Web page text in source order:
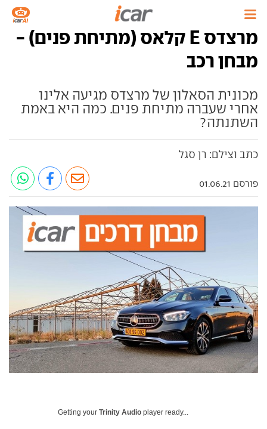
מרצדס E קלאס (מתיחת פנים) -
מבחן רכב
מכונית הסאלון של מרצדס מגיעה אלינו
אחרי שעברה מתיחת פנים. כמה היא באמת
השתנתה?
כתב וצילם: רן סגל
פורסם 01.06.21
Getting your Trinity Audio player ready...